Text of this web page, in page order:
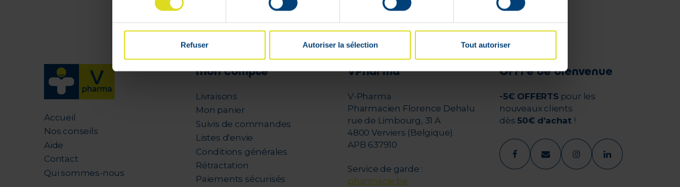
Refuser Autoriser la sélection Tout autoriser
Accueil
Nos conseils
Aide
Contact
Qui sommes-nous
Mon compte
Livraisons
Mon panier
Suivis de commandes
Listes d'envie
Conditions générales
Rétractation
Paiements sécurisés
VPharma
V-Pharma
Pharmacien Florence Dehalu
rue de Limbourg, 31 A
4800 Verviers (Belgique)
APB 637910
Service de garde :
pharmacie.be
Offre de bienvenue
-5€ OFFERTSpour les
nouveaux clients
dès50€ d’achat !